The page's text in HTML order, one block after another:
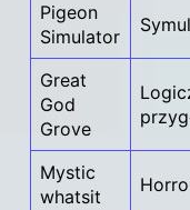
Pigeon
Simulator
Great
God
Grove
Mystic
whatsit